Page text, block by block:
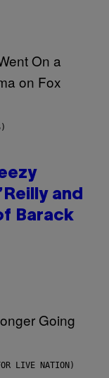
and
Barack
LIVE NATION)